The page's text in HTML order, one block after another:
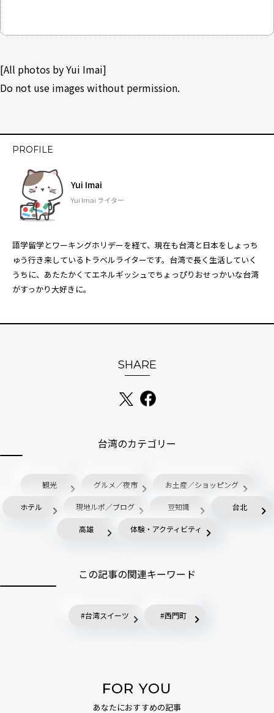
[All photos by Yui Imai]
Do not use images without permission.
PROFILE
Yui Imai
Yui Imai ライター
語学留学とワーキングホリデーを経て、現在も台湾と日本をしょっち
ゅう行き来しているトラベルライターです。台湾で長く生活していく
うちに、あたたかくてエネルギッシュでちょっぴりおせっかいな台湾
がすっかり大好きに。
SHARE
台湾のカテゴリー
観光 グルメ／夜市 お土産／ショッピング
ホテル 現地ルポ／ブログ 豆知識 台北
高雄 体験・アクティビティ
この記事の関連キーワード
台湾スイーツ 西門町
FOR YOU
あなたにおすすめの記事